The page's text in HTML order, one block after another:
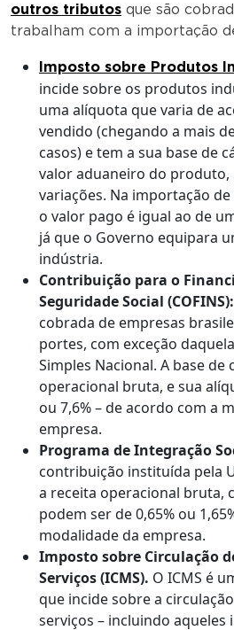
outros tributos que são
trabalham com a importação
Imposto sobre Produtos
incide sobre os produtos
uma alíquota que varia de
vendido (chegando a mais
casos) e tem a sua base de
valor aduaneiro do
variações. Na importação
o valor pago é igual ao de
já que o Governo equipara
indústria.
Contribuição para o
Seguridade Social (COFINS):
cobrada de empresas
portes, com exceção
Simples Nacional. A base de
operacional bruta, e sua
ou 7,6% – de acordo com a
empresa.
Programa de Integração
contribuição instituída pela
a receita operacional bruta,
podem ser de 0,65% ou
modalidade da empresa.
Imposto sobre Circulação
Serviços(ICMS). O ICMS é
que incide sobre a
serviços – incluindo aqueles